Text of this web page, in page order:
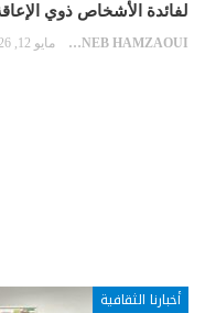
لفائدة الأشخاص ذوي
ZAYNEB HAMZAOUI مايو 12, 2026
أخبارنا الثقافية